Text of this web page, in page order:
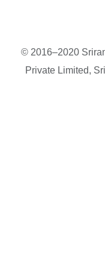
© 2016–2020
Private Limited,